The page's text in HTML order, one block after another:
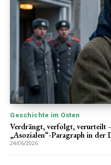
Geschichte im Osten
Verdrängt, verfolgt, verurteilt
„Asozialen“-Paragraph in der
24/06/2026